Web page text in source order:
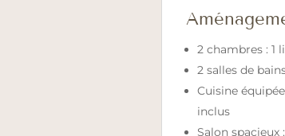
2 chambres : 1
2 salles de
Cuisine
inclus
Salon spacieux